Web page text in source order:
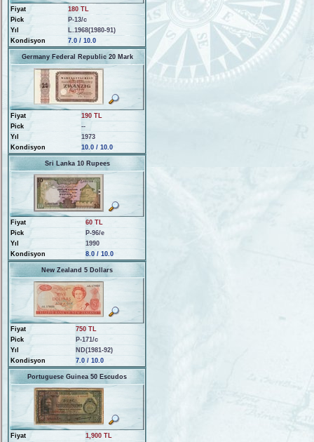
Fiyat
180 TL
Pick
P-13/c
Yıl
L.1968(1980-91)
Kondisyon
7.0 / 10.0
Germany Federal Republic 20 Mark
Fiyat
190 TL
Pick
--
Yıl
1973
Kondisyon
10.0 / 10.0
Sri Lanka 10 Rupees
Fiyat
60 TL
Pick
P-96/e
Yıl
1990
Kondisyon
8.0 / 10.0
New Zealand 5 Dollars
Fiyat
750 TL
Pick
P-171/c
Yıl
ND(1981-92)
Kondisyon
7.0 / 10.0
Portuguese Guinea 50 Escudos
Fiyat
1,900 TL